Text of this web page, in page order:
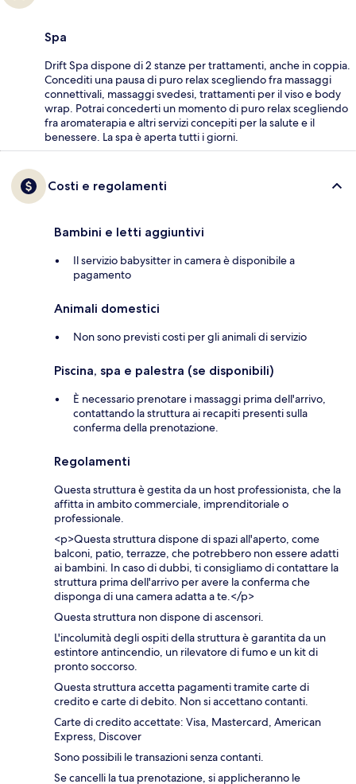
Spa
Drift Spa dispone di 2 stanze per trattamenti, anche in coppia.
Concediti una pausa di puro relax scegliendo fra massaggi
connettivali, massaggi svedesi, trattamenti per il viso e body
wrap. Potrai concederti un momento di puro relax scegliendo
fra aromaterapia e altri servizi concepiti per la salute e il
benessere. La spa è aperta tutti i giorni.
Costi e regolamenti
Bambini e letti aggiuntivi
Il servizio babysitter in camera è disponibile a
pagamento
Animali domestici
Non sono previsti costi per gli animali di servizio
Piscina, spa e palestra (se disponibili)
È necessario prenotare i massaggi prima dell'arrivo,
contattando la struttura ai recapiti presenti sulla
conferma della prenotazione.
Regolamenti
Questa struttura è gestita da un host professionista, che la
affitta in ambito commerciale, imprenditoriale o
professionale.
<p>Questa struttura dispone di spazi all'aperto, come
balconi, patio, terrazze, che potrebbero non essere adatti
ai bambini. In caso di dubbi, ti consigliamo di contattare la
struttura prima dell'arrivo per avere la conferma che
disponga di una camera adatta a te.</p>
Questa struttura non dispone di ascensori.
L'incolumità degli ospiti della struttura è garantita da un
estintore antincendio, un rilevatore di fumo e un kit di
pronto soccorso.
Questa struttura accetta pagamenti tramite carte di
credito e carte di debito. Non si accettano contanti.
Carte di credito accettate: Visa, Mastercard, American
Express, Discover
Sono possibili le transazioni senza contanti.
Se cancelli la tua prenotazione, si applicheranno le